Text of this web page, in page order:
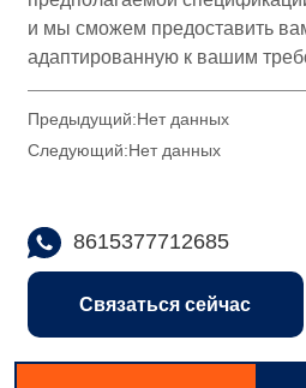
Предыдущий:Нет данных
Следующий:Нет данных
8615377712685
Связаться сейчас